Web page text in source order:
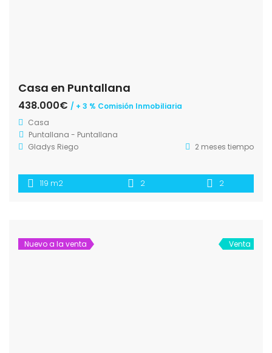
Casa en Puntallana
438.000€ / + 3 % Comisión Inmobiliaria
Casa
Puntallana - Puntallana
Gladys Riego
2 meses tiempo
119 m2 2 2
Nuevo a la venta Venta